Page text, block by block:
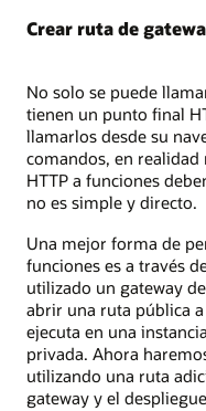
Crear ruta de
No solo se puede
tienen un punto final
llamarlos desde su
comandos, en realidad
HTTP a funciones
no es simple y directo.
Una mejor forma de
funciones es a través
utilizado un gateway
abrir una ruta pública
ejecuta en una
privada. Ahora
utilizando una ruta
gateway y el